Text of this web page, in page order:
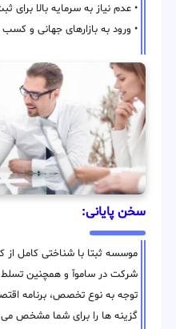
• عدم نیاز به سرمایه بالا برای
• ورود به بازارهای جهانی و کسب
سخن پایانی:
موسسه ثبتا با شناختی کامل
شرکت در ساموآ و همچنین تسلط
توجه به نوع تخصص، برنامه
گزینه ها را برای شما مشخص